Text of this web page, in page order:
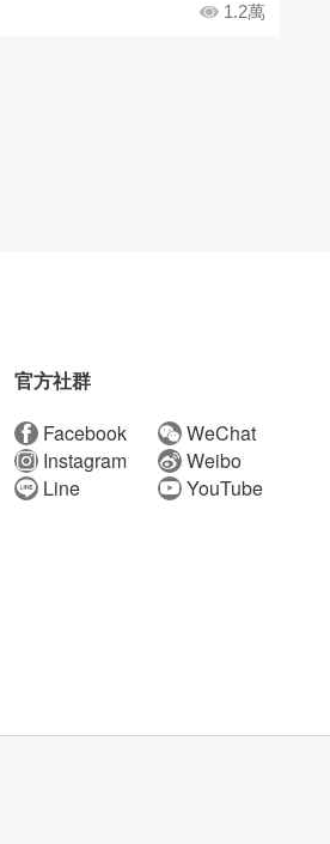
1.2萬
官方社群
Facebook
WeChat
Instagram
Weibo
Line
YouTube